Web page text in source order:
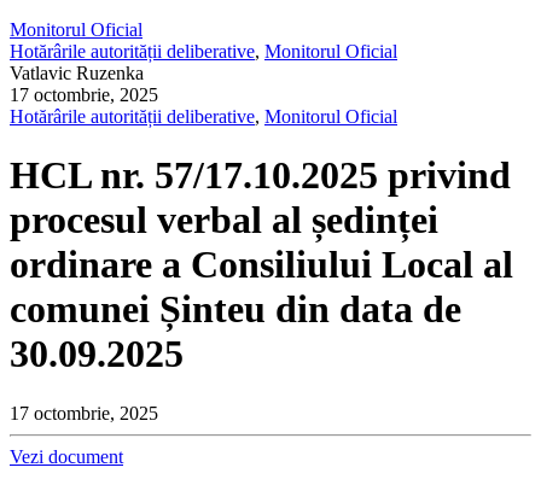
Monitorul Oficial
Hotărârile autorității deliberative, Monitorul Oficial
Vatlavic Ruzenka
17 octombrie, 2025
Hotărârile autorității deliberative, Monitorul Oficial
HCL nr. 57/17.10.2025 privind
procesul verbal al ședinței
ordinare a Consiliului Local al
comunei Șinteu din data de
30.09.2025
17 octombrie, 2025
Vezi document